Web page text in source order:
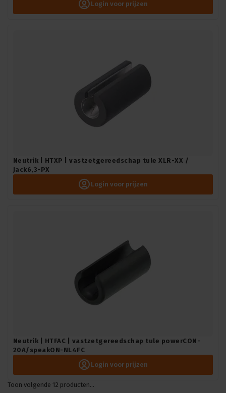
Login voor prijzen
Neutrik | HTXP | vastzetgereedschap tule XLR-XX /
Jack6,3-PX
Login voor prijzen
Neutrik | HTFAC | vastzetgereedschap tule powerCON-
20A/speakON-NL4FC
Login voor prijzen
Toon volgende 12 producten...